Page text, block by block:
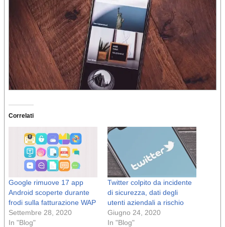
Correlati
Google rimuove 17 app
Android scoperte durante
frodi sulla fatturazione WAP
Settembre 28, 2020
In "Blog"
Twitter colpito da incidente
di sicurezza, dati degli
utenti aziendali a rischio
Giugno 24, 2020
In "Blog"